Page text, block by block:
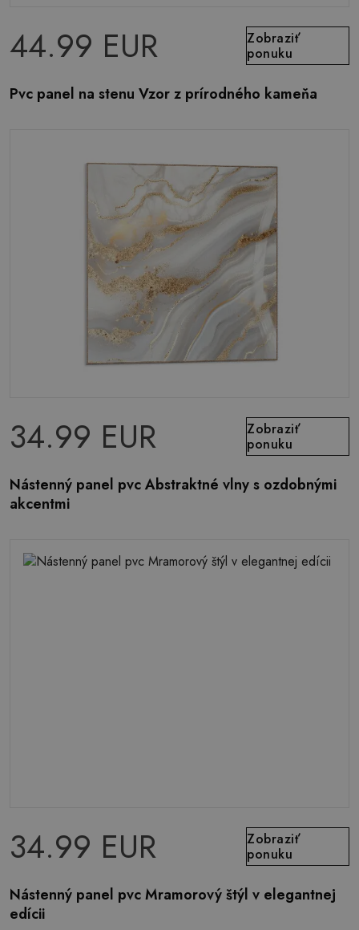
44.99 EUR
Zobraziť
ponuku
Pvc panel na stenu Vzor z prírodného kameňa
34.99 EUR
Zobraziť
ponuku
Nástenný panel pvc Abstraktné vlny s ozdobnými
akcentmi
34.99 EUR
Zobraziť
ponuku
Nástenný panel pvc Mramorový štýl v elegantnej
edícii